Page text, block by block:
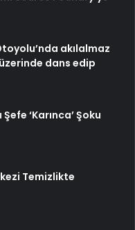
akılalmaz
dans edip
Şefe ‘Karınca’ Şoku
Temizlikte